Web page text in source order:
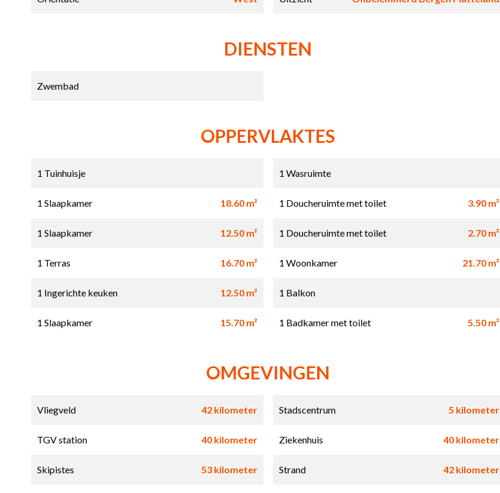
DIENSTEN
Zwembad
OPPERVLAKTES
1 Tuinhuisje 1 Wasruimte
1 Slaapkamer 18.60 m² 1 Doucheruimte met toilet 3.90 m²
1 Slaapkamer 12.50 m² 1 Doucheruimte met toilet 2.70 m²
1 Terras 16.70 m² 1 Woonkamer 21.70 m²
1 Ingerichte keuken 12.50 m² 1 Balkon
1 Slaapkamer 15.70 m² 1 Badkamer met toilet 5.50 m²
OMGEVINGEN
Vliegveld 42 kilometer Stadscentrum 5 kilometer
TGV station 40 kilometer Ziekenhuis 40 kilometer
Skipistes 53 kilometer Strand 42 kilometer